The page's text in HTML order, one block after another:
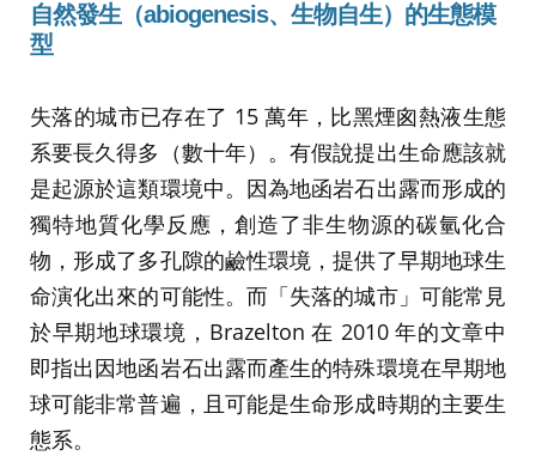
自然發生（abiogenesis、生物自生）的生態模
型
失落的城市已存在了 15 萬年，比黑煙囪熱液生態
系要長久得多（數十年）。有假說提出生命應該就
是起源於這類環境中。因為地函岩石出露而形成的
獨特地質化學反應，創造了非生物源的碳氫化合
物，形成了多孔隙的鹼性環境，提供了早期地球生
命演化出來的可能性。而「失落的城市」可能常見
於早期地球環境，Brazelton 在 2010 年的文章中
即指出因地函岩石出露而產生的特殊環境在早期地
球可能非常普遍，且可能是生命形成時期的主要生
態系。